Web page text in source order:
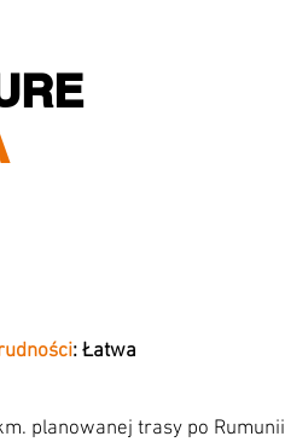
: Łatwa
planowanej trasy po Rumunii